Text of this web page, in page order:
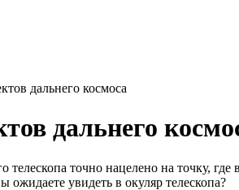
дальнего космоса
дальнего
точно нацелено на точку, где
увидеть в окуляр телескопа?